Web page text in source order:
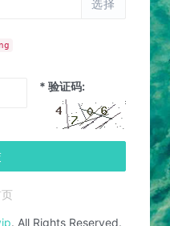
选择
* 验证码:
. All Rights Reserved.